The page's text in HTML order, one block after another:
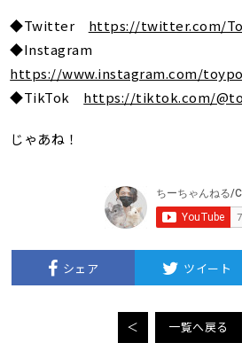
◆Twitter https://twitter.com/
◆Instagram
https://www.instagram.com/
◆TikTok https://tiktok.com/
じゃあね！
シェア ツイート
＜ 一覧へ戻る